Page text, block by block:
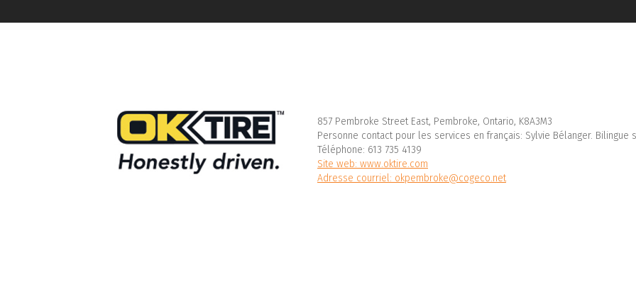
857 Pembroke Street East, Pembroke, Ontario, K8A3M3
Personne contact pour les services en français: Sylvie Bélanger. Bilingue
Téléphone: 613 735 4139
Site web: www.oktire.com
Adresse courriel: okpembroke@cogeco.net